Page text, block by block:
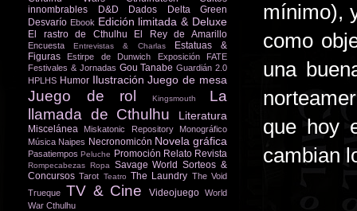
mínimo),
como
una
que hoy
cambian
innombrables
D&D Dados
Delta Green
Desvarío Ebook Edición limitada & Deluxe
El rastro de Cthulhu El Rey de Amarillo
Encuesta Entrevistas & Charlas
Estatuas &
Figuras
Estirpe de Dunwich Exposición
FATE
Festivales & Jornadas Gou Tanabe Guardián 2.0
HPLHS Humor Ilustración Juego de mesa
Juego de rol Kingsmouth
La
llamada de Cthulhu
Literatura
Miscelánea Miskatonic Repository
Monográfico
Música Naipes Necronomicón Novela gráfica
Pasatiempos Peluche Promoción Relato Revista
Rompecabezas Ropa Savage World Sorteos &
Concursos Tarot Teatro The Laundry The Void
Trueque TV & Cine Videojuego World
War Cthulhu